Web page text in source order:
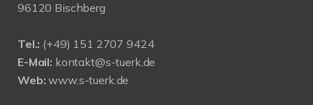
96120 Bischberg
Tel.: (+49) 151 2707 9424
E-Mail: kontakt@s-tuerk.de
Web: www.s-tuerk.de